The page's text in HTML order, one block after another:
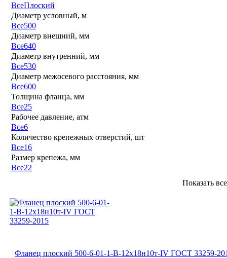
ВсеПлоский
Диаметр условный, м
Все500
Диаметр внешний, мм
Все640
Диаметр внутренний, мм
Все530
Диаметр межосевого расстояния, мм
Все600
Толщина фланца, мм
Все25
Рабочее давление, атм
Все6
Количество крепежных отверстий, шт
Все16
Размер крепежа, мм
Все22
Показать
Фланец плоский 500-6-01-1-B-12х18н10т-IV ГОСТ 33259-